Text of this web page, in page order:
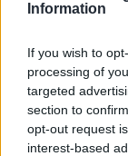
Information
If you wish to
processing of
targeted
section to
opt-out request
interest-based